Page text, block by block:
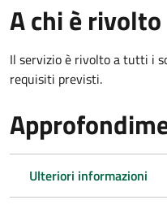
A chi è rivolto
Il servizio è rivolto a tutti i
requisiti previsti.
Ulteriori informazioni